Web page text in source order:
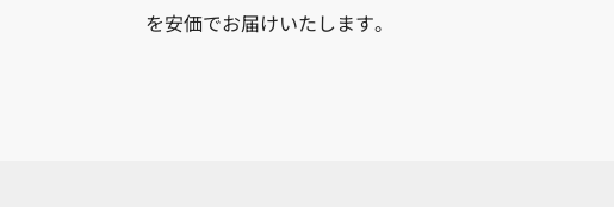
を安価でお届けいたします。